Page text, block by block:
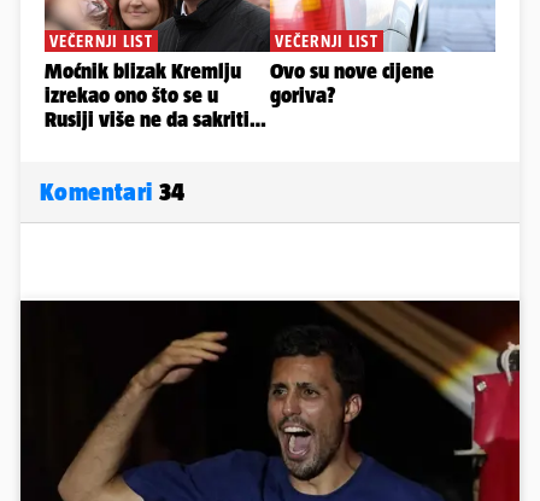
Komentari 34